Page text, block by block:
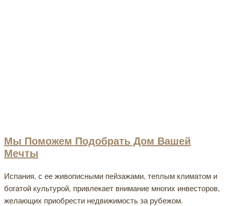
Мы Поможем Подобрать Дом Вашей
Мечты
Испания, с ее живописными пейзажами, теплым климатом и
богатой культурой, привлекает внимание многих инвесторов,
желающих приобрести недвижимость за рубежом.